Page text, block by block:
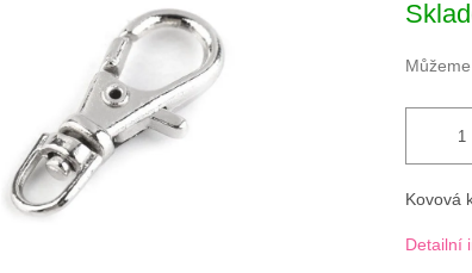
cena:
Kovová
Detailní